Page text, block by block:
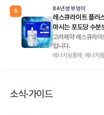
5 84년생 부엉이
레스큐라이트 플러
마시는 포도당 수분
고려제약 레스큐라
입니다.
에너지보충제, 에너지
소식·가이드